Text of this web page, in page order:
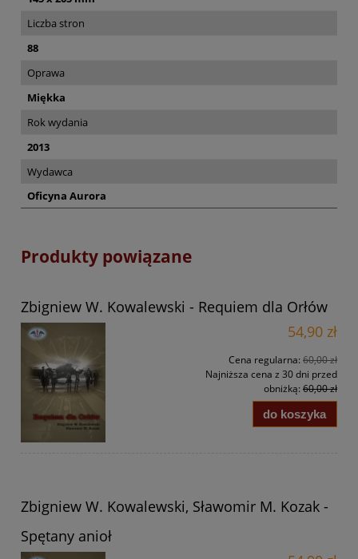
Liczba stron
88
Oprawa
Miękka
Rok wydania
2013
Wydawca
Oficyna Aurora
Produkty powiązane
Zbigniew W. Kowalewski - Requiem dla Orłów
54,90 zł
Cena regularna: 60,00 zł
Najniższa cena z 30 dni przed
obniżką: 60,00 zł
do koszyka
Zbigniew W. Kowalewski, Sławomir M. Kozak -
Spętany anioł